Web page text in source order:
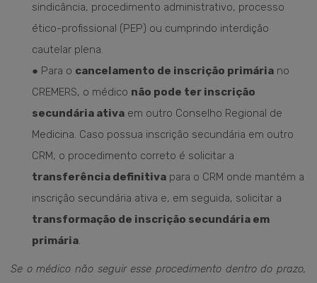
sindicância, procedimento administrativo, processo
ético-profissional (PEP) ou cumprindo interdição
cautelar plena.
● Para o cancelamento de inscrição primária no
CREMERS, o médico não pode ter inscrição
secundária ativa em outro Conselho Regional de
Medicina. Caso possua inscrição secundária em outro
CRM, o procedimento correto é solicitar a
transferência definitiva para o CRM onde mantém a
inscrição secundária ativa e, em seguida, solicitar a
transformação de inscrição secundária em
primária.
Se o médico não seguir esse procedimento dentro do prazo,